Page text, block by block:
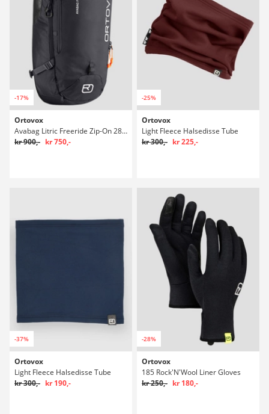
-17%
Ortovox
Avabag Litric Freeride Zip-On 28L Rygsæk
kr 900,- kr 750,-
-25%
Ortovox
Light Fleece Halsedisse Tube
kr 300,- kr 225,-
-37%
Ortovox
Light Fleece Halsedisse Tube
kr 300,- kr 190,-
-28%
Ortovox
185 Rock'N'Wool Liner Gloves
kr 250,- kr 180,-